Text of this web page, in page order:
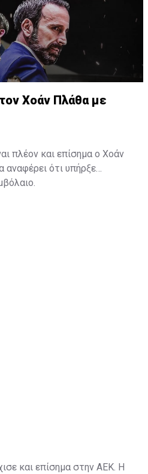
Χοάν Πλάθα με
πλέον και επίσημα ο Χοάν
αναφέρει ότι υπήρξε
και επίσημα στην ΑΕΚ. Η